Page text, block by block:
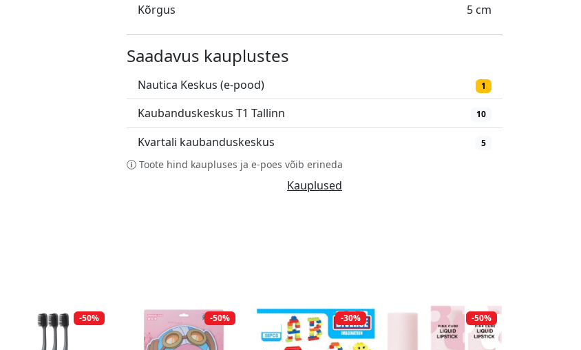
Kõrgus
5 cm
Saadavus kauplustes
Nautica Keskus (e-pood) 1
Kaubanduskeskus T1 Tallinn 10
Kvartali kaubanduskeskus 5
Toote hind kaupluses ja e-poes võib erineda
Kauplused
-50% -50% -30% -50%